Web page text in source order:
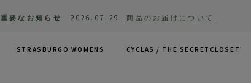
重要なお知らせ 2026.07.29
商品のお届けについて
STRASBURGO WOMENS CYCLAS / THE SECRETCLOSET